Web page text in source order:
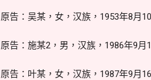
原告：吴某，女，汉族，1953年8月
原告：施某2，男，汉族，1986年9
原告：叶某，女，汉族，1987年9月